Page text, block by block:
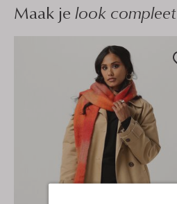
Maak je look compleet